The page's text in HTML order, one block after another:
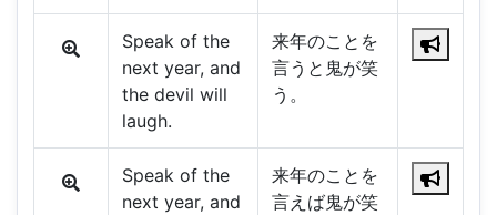
Speak of the
next year, and
the devil will
laugh.
来年のことを
言うと鬼が笑
う。
Speak of the
next year, and
来年のことを
言えば鬼が笑